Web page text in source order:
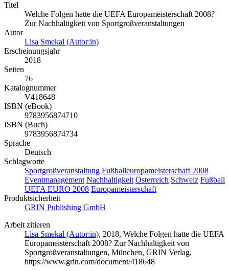
Titel
Welche Folgen hatte die UEFA Europameisterschaft 2008?
Zur Nachhaltigkeit von Sportgroßveranstaltungen
Autor
Lisa Smekal (Autor:in)
Erscheinungsjahr
2018
Seiten
76
Katalognummer
V418648
ISBN (eBook)
9783956874710
ISBN (Buch)
9783956874734
Sprache
Deutsch
Schlagworte
Sportgroßveranstaltung Fußballeuropameisterschaft 2008
Eventmanagement Nachhaltigkeit Österreich Schweiz Fußball
UEFA EURO 2008 Europameisterschaft
Produktsicherheit
GRIN Publishing GmbH
Arbeit zitieren
Lisa Smekal (Autor:in), 2018, Welche Folgen hatte die UEFA
Europameisterschaft 2008? Zur Nachhaltigkeit von
Sportgroßveranstaltungen, München, GRIN Verlag,
https://www.grin.com/document/418648